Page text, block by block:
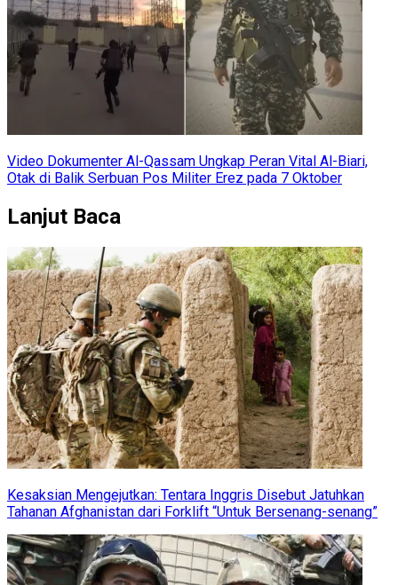
Video Dokumenter Al-Qassam Ungkap Peran Vital Al-Biari,
Otak di Balik Serbuan Pos Militer Erez pada 7 Oktober
Lanjut Baca
Kesaksian Mengejutkan: Tentara Inggris Disebut Jatuhkan
Tahanan Afghanistan dari Forklift “Untuk Bersenang-senang”